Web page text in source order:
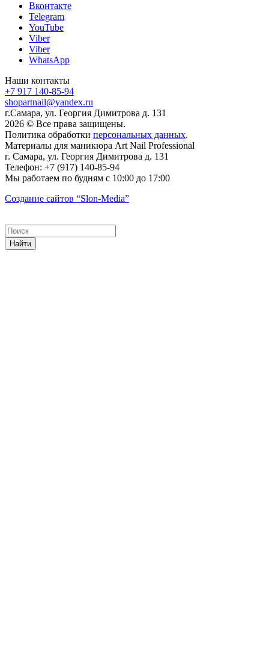
Вконтакте
Telegram
YouTube
Viber
Viber
WhatsApp
Наши контакты
+7 917 140-85-94
shopartnail@yandex.ru
г.Самара, ул. Георгия Димитрова д. 131
2026 © Все права защищены.
Политика обработки персональных данных.
Материалы для маникюра Art Nail Professional
г. Самара, ул. Георгия Димитрова д. 131
Телефон: +7 (917) 140-85-94
Мы работаем по будням с 10:00 до 17:00
Создание сайтов “Slon-Media”
Найти